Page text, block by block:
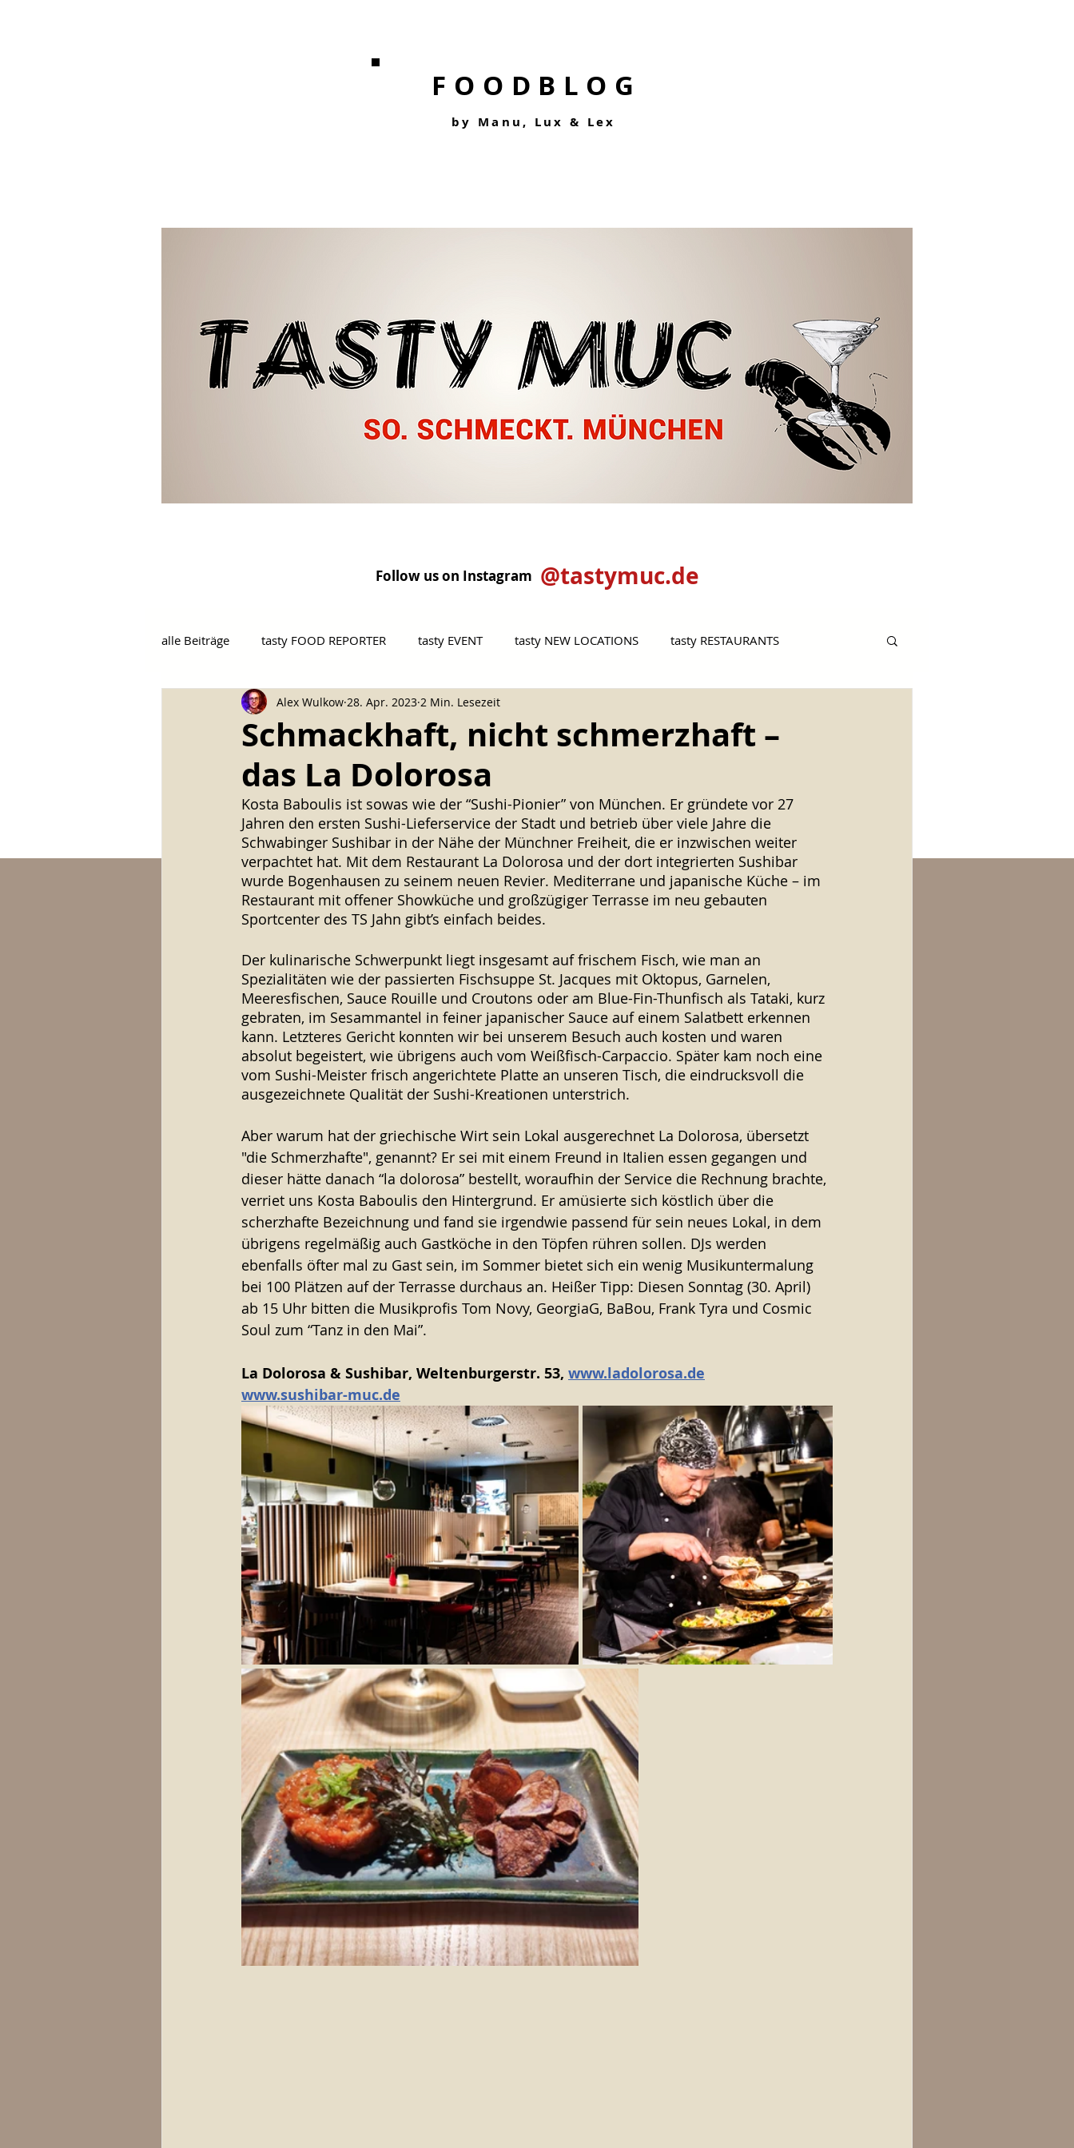
FOODBLOG
by Manu, Lux & Lex
Follow us on Instagram @tastymuc.de
alle Beiträge tasty FOOD REPORTER tasty EVENT tasty NEW LOCATIONS tasty RESTAURANTS
tasty BARS tasty GOURMET tasty VEGGIE
tasty ALPIN tasty CAFÉ tasty BIERGARTEN
Schmackhaft, nicht schmerzhaft –
das La Dolorosa
Alex Wulkow 28. Apr. 2023 2 Min. Lesezeit
Kosta Baboulis ist sowas wie der “Sushi-Pionier” von München. Er gründete vor 27
Jahren den ersten Sushi-Lieferservice der Stadt und betrieb über viele Jahre die
Schwabinger Sushibar in der Nähe der Münchner Freiheit, die er inzwischen weiter
verpachtet hat. Mit dem Restaurant La Dolorosa und der dort integrierten Sushibar
wurde Bogenhausen zu seinem neuen Revier. Mediterrane und japanische Küche – im
Restaurant mit offener Showküche und großzügiger Terrasse im neu gebauten
Sportcenter des TS Jahn gibt’s einfach beides.
Der kulinarische Schwerpunkt liegt insgesamt auf frischem Fisch, wie man an
Spezialitäten wie der passierten Fischsuppe St. Jacques mit Oktopus, Garnelen,
Meeresfischen, Sauce Rouille und Croutons oder am Blue-Fin-Thunfisch als Tataki, kurz
gebraten, im Sesammantel in feiner japanischer Sauce auf einem Salatbett erkennen
kann. Letzteres Gericht konnten wir bei unserem Besuch auch kosten und waren
absolut begeistert, wie übrigens auch vom Weißfisch-Carpaccio. Später kam noch eine
vom Sushi-Meister frisch angerichtete Platte an unseren Tisch, die eindrucksvoll die
ausgezeichnete Qualität der Sushi-Kreationen unterstrich.
Aber warum hat der griechische Wirt sein Lokal ausgerechnet La Dolorosa, übersetzt
"die Schmerzhafte", genannt? Er sei mit einem Freund in Italien essen gegangen und
dieser hätte danach “la dolorosa” bestellt, woraufhin der Service die Rechnung brachte,
verriet uns Kosta Baboulis den Hintergrund. Er amüsierte sich köstlich über die
scherzhafte Bezeichnung und fand sie irgendwie passend für sein neues Lokal, in dem
übrigens regelmäßig auch Gastköche in den Töpfen rühren sollen. DJs werden
ebenfalls öfter mal zu Gast sein, im Sommer bietet sich ein wenig Musikuntermalung
bei 100 Plätzen auf der Terrasse durchaus an. Heißer Tipp: Diesen Sonntag (30. April)
ab 15 Uhr bitten die Musikprofis Tom Novy, GeorgiaG, BaBou, Frank Tyra und Cosmic
Soul zum “Tanz in den Mai”.
La Dolorosa & Sushibar, Weltenburgerstr. 53, www.ladolorosa.de
www.sushibar-muc.de